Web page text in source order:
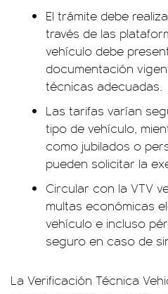
El trámite debe
través de las
vehículo debe
documentación
técnicas adecuadas.
Las tarifas varían
tipo de vehículo,
como jubilados o
pueden solicitar la
Circular con la VTV
multas económicas
vehículo e incluso
seguro en caso de
La Verificación Técnica